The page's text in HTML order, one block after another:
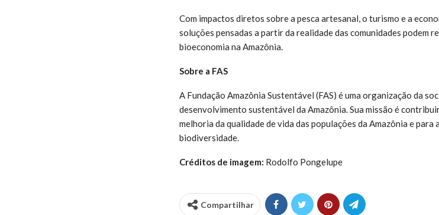
Com impactos diretos sobre a pesca artesanal, o turismo e a
soluções pensadas a partir da realidade das comunidades podem
bioeconomia na Amazônia.
Sobre a FAS
A Fundação Amazônia Sustentável (FAS) é uma organização da
desenvolvimento sustentável da Amazônia. Sua missão é
melhoria da qualidade de vida das populações da Amazônia e para
biodiversidade.
Créditos de imagem: Rodolfo Pongelupe
Compartilhar